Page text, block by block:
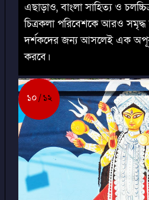
এছাড়াও, বাংলা সাহিত্য ও
চিত্রকলা পরিবেশকে আরও সমৃদ্ধ
দর্শকদের জন্য আসলেই এক
করবে।
১০ ১২